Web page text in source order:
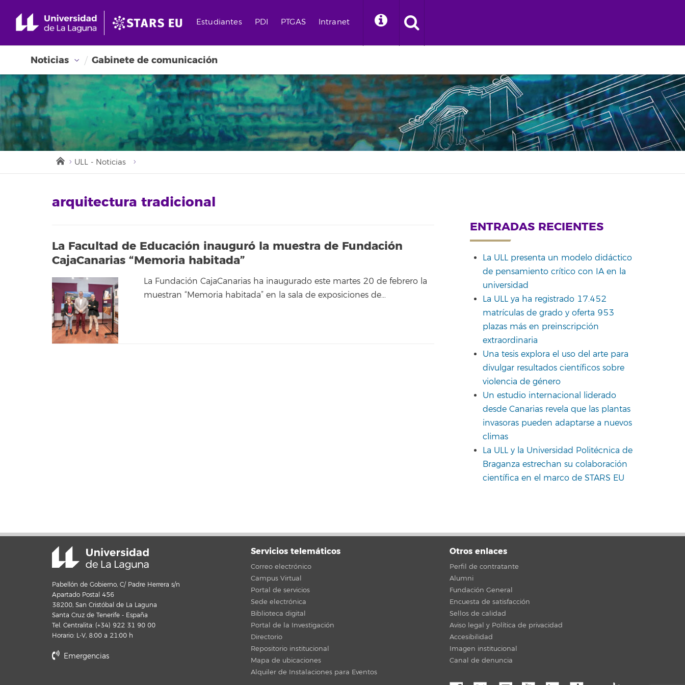
Estudiantes PDI PTGAS Intranet
Noticias Gabinete de comunicación
ULL - Noticias
arquitectura tradicional
La Facultad de Educación inauguró la muestra de Fundación
CajaCanarias “Memoria habitada”
La Fundación CajaCanarias ha inaugurado este martes 20 de febrero la
muestran “Memoria habitada” en la sala de exposiciones de…
ENTRADAS RECIENTES
La ULL presenta un modelo didáctico
de pensamiento crítico con IA en la
universidad
La ULL ya ha registrado 17.452
matrículas de grado y oferta 953
plazas más en preinscripción
extraordinaria
Una tesis explora el uso del arte para
divulgar resultados científicos sobre
violencia de género
Un estudio internacional liderado
desde Canarias revela que las plantas
invasoras pueden adaptarse a nuevos
climas
La ULL y la Universidad Politécnica de
Braganza estrechan su colaboración
científica en el marco de STARS EU
Pabellón de Gobierno, C/ Padre Herrera s/n
Apartado Postal 456
38200, San Cristóbal de La Laguna
Santa Cruz de Tenerife - España
Tel. Centralita: (+34) 922 31 90 00
Horario: L-V, 8:00 a 21:00 h
Emergencias
Servicios telemáticos
Correo electrónico
Campus Virtual
Portal de servicios
Sede electrónica
Biblioteca digital
Portal de la Investigación
Directorio
Repositorio institucional
Mapa de ubicaciones
Alquiler de Instalaciones para Eventos
Otros enlaces
Perfil de contratante
Alumni
Fundación General
Encuesta de satisfacción
Sellos de calidad
Aviso legal y Política de privacidad
Accesibilidad
Imagen institucional
Canal de denuncia